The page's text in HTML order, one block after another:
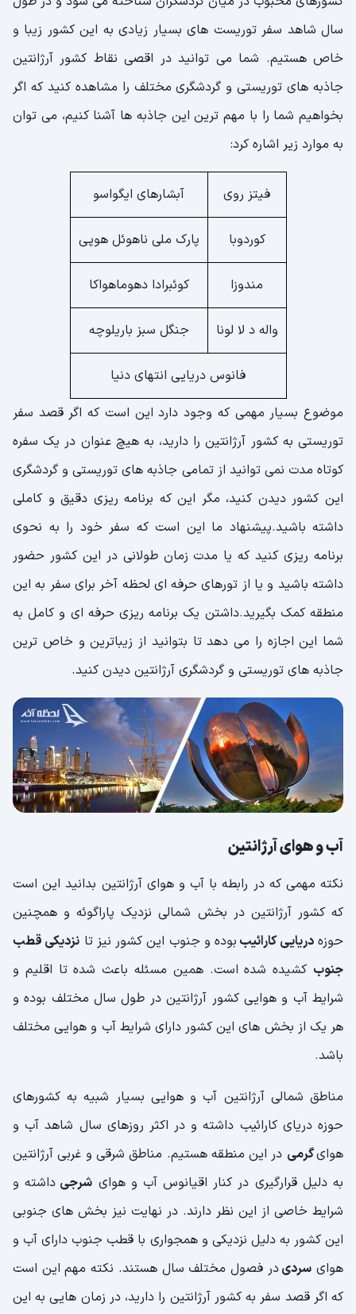
سال شاهد سفر توریست های بسیار زیادی به این کشور زیبا و
خاص هستیم. شما می توانید در اقصی نقاط کشور آرژانتین
جاذبه های توریستی و گردشگری مختلف را مشاهده کنید که اگر
بخواهیم شما را با مهم ترین این جاذبه ها آشنا کنیم، می توان
به موارد زیر اشاره کرد:
فیتز روی آبشارهای ایگواسو
کوردوبا پارک ملی ناهوئل هوپی
مندوزا کوئبرادا دهوماهواکا
واله د لا لونا جنگل سبز باریلوچه
فانوس دریایی انتهای دنیا
موضوع بسیار مهمی که وجود دارد این است که اگر قصد سفر
توریستی به کشور آرژانتین را دارید، به هیچ عنوان در یک سفره
کوتاه مدت نمی توانید از تمامی جاذبه های توریستی و گردشگری
این کشور دیدن کنید، مگر این که برنامه ریزی دقیق و کاملی
داشته باشید.پیشنهاد ما این است که سفر خود را به نحوی
برنامه ریزی کنید که یا مدت زمان طولانی در این کشور حضور
داشته باشید و یا از تورهای حرفه ای لحظه آخر برای سفر به این
منطقه کمک بگیرید.داشتن یک برنامه ریزی حرفه ای و کامل به
شما این اجازه را می دهد تا بتوانید از زیباترین و خاص ترین
جاذبه های توریستی و گردشگری آرژانتین دیدن کنید.
آب و هوای آرژانتین
نکته مهمی که در رابطه با آب و هوای آرژانتین بدانید این است
که کشور آرژانتین در بخش شمالی نزدیک پاراگوئه و همچنین
حوزهدریایی کارائیب بوده و جنوب این کشور نیز تا نزدیکی قطب
جنوب کشیده شده است. همین مسئله باعث شده تا اقلیم و
شرایط آب و هوایی کشور آرژانتین در طول سال مختلف بوده و
هر یک از بخش های این کشور دارای شرایط آب و هوایی مختلف
باشد.
مناطق شمالی آرژانتین آب و هوایی بسیار شبیه به کشورهای
حوزه دریای کارائیب داشته و در اکثر روزهای سال شاهد آب و
هوایگرمی در این منطقه هستیم. مناطق شرقی و غربی آرژانتین
به دلیل قرارگیری در کنار اقیانوس آب و هوای شرجی داشته و
شرایط خاصی از این نظر دارند. در نهایت نیز بخش های جنوبی
این کشور به دلیل نزدیکی و همجواری با قطب جنوب دارای آب و
هوای سردیدر فصول مختلف سال هستند. نکته مهم این است
که اگر قصد سفر به کشور آرژانتین را دارید، در زمان هایی به این